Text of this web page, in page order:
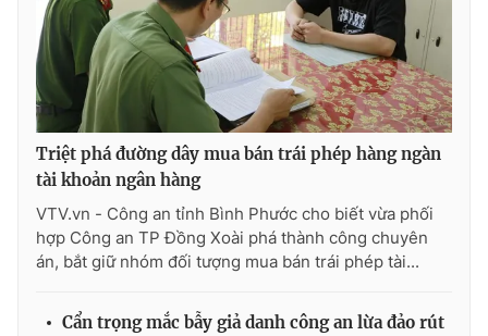
Ðiện thoại Thời báo VTV:024.66 897 897
Email:
toasoan@vtv.vn
Liên hệ quảng cáo:
024-7300.7108
Triệt phá đường dây mua bán trái phép hàng ngàn
tài khoản ngân hàng
VTV.vn - Công an tỉnh Bình Phước cho biết vừa phối
hợp Công an TP Đồng Xoài phá thành công chuyên
án, bắt giữ nhóm đối tượng mua bán trái phép tài...
Cẩn trọng mắc bẫy giả danh công an lừa đảo rút